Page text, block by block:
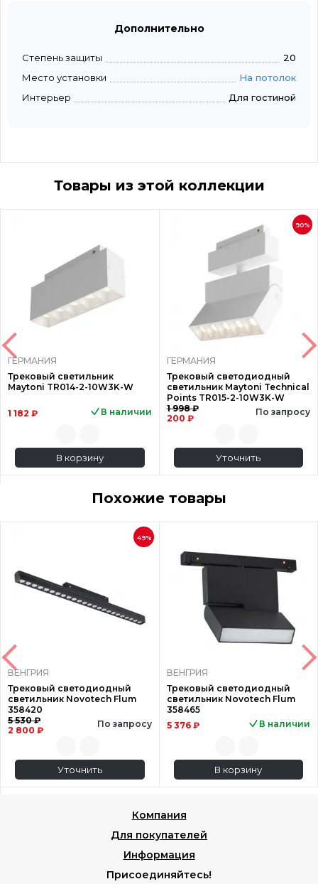
Дополнительно
Степень защиты
20
Место установки
На потолок
Интерьер
Для гостиной
Товары из этой коллекции
ГЕРМАНИЯ
Трековый светильник
Maytoni TR014-2-10W3K-W
1 182 ₽ В наличии
В корзину
90%
ГЕРМАНИЯ
Трековый светодиодный
светильник Maytoni Technical
Points TR015-2-10W3K-W
1 998 ₽
200 ₽
По запросу
Уточнить
Похожие товары
49%
ВЕНГРИЯ
Трековый светодиодный
светильник Novotech Flum
358420
5 530 ₽
2 800 ₽
По запросу
Уточнить
ВЕНГРИЯ
Трековый светодиодный
светильник Novotech Flum
358465
5 376 ₽
В наличии
В корзину
Компания
Для покупателей
Информация
Присоединяйтесь!